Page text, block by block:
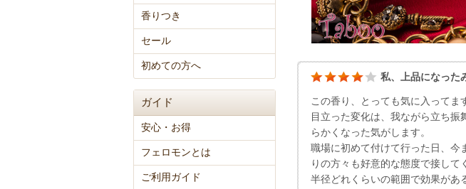
私、上品になった
この香り、とっても気に入ってま
目立った変化は、我ながら立ち
らかくなった気がします。
職場に初めて付けて行った日、今
りの方々も好意的な態度で接して
半径どれくらいの範囲で効果があ
香りつき
セール
初めての方へ
ガイド
安心・お得
フェロモンとは
ご利用ガイド